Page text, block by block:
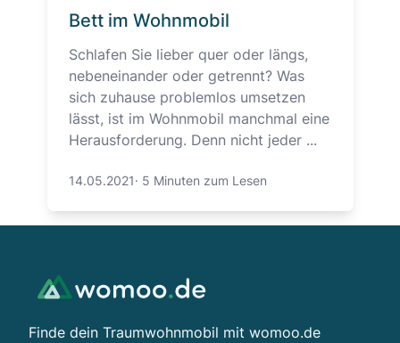
Bett im Wohnmobil
Schlafen Sie lieber quer oder längs,
nebeneinander oder getrennt? Was
sich zuhause problemlos umsetzen
lässt, ist im Wohnmobil manchmal eine
Herausforderung. Denn nicht jeder ...
14.05.2021· 5 Minuten zum Lesen
Finde dein Traumwohnmobil mit womoo.de